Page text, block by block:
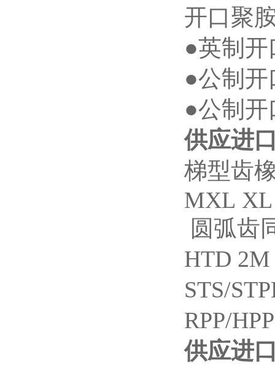
开口聚
●英制
●公制开
●公制开
供应进
梯型齿
MXL XL
圆弧齿
HTD
STS/
RPP/
供应进